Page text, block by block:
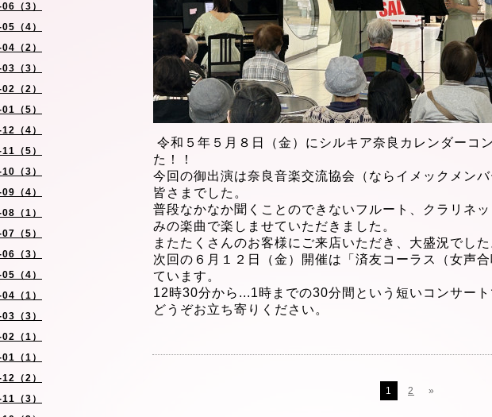
（3）
（4）
（2）
（3）
（2）
（5）
（4）
（5）
（3）
（4）
（1）
（5）
（3）
（4）
（1）
（3）
（1）
（1）
（2）
（3）
令和５年５ 月８日（金）に シルキア奈良カレンダーコ
た！！
今回の御出演は奈良音楽交流協会（ならイメックメン
皆さまでした。
普段なかなか聞くことのできないフルート、クラリネ
みの楽曲で楽しませていただきました。
またたくさんのお客様にご来店いただき、大盛況でし
次回の６月１２ 日（金）開催は「済友コーラス（女声
ています。
12時30分から ...1時までの30分間という短いコンサー
どうぞお立ち寄りください。
1 2 »